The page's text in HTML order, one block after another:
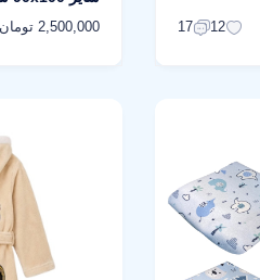
12
17 2,500,000 تومان